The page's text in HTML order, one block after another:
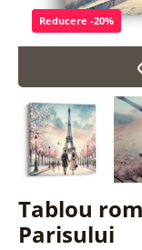
Tablou
Parisului
Reducere -20%